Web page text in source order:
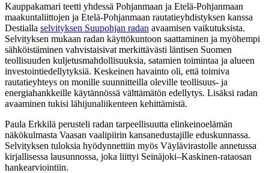
Kauppakamari teetti yhdessä Pohjanmaan ja Etelä-Pohjanmaan
maakuntaliittojen ja Etelä-Pohjanmaan rautatieyhdistyksen kanssa
Destialla selvityksen Suupohjan radan avaamisen vaikutuksista.
Selvityksen mukaan radan käyttökuntoon saattaminen ja myöhempi
sähköistäminen vahvistaisivat merkittävästi läntisen Suomen
teollisuuden kuljetusmahdollisuuksia, satamien toimintaa ja alueen
investointiedellytyksiä. Keskeinen havainto oli, että toimiva
rautatieyhteys on monille suunnitteilla oleville teollisuus- ja
energiahankkeille käytännössä välttämätön edellytys. Lisäksi radan
avaaminen tukisi lähijunaliikenteen kehittämistä.
Paula Erkkilä perusteli radan tarpeellisuutta elinkeinoelämän
näkökulmasta Vaasan vaalipiirin kansanedustajille eduskunnassa.
Selvityksen tuloksia hyödynnettiin myös Väylävirastolle annetussa
kirjallisessa lausunnossa, joka liittyi Seinäjoki–Kaskinen-rataosan
hankearviointiin.